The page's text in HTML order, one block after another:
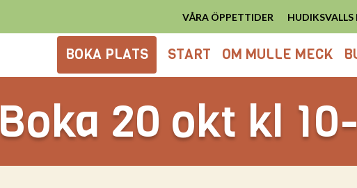
VÅRA ÖPPETTIDER
BOKA PLATS START OM MULLE MECK
Boka 20 okt kl